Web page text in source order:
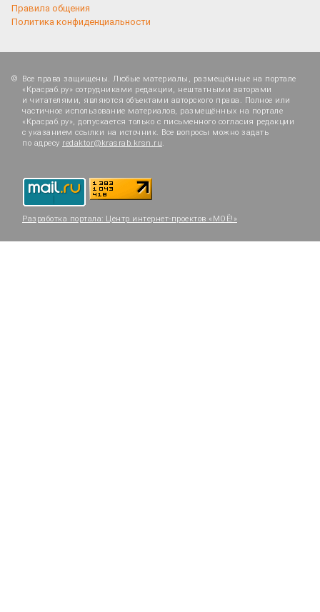
Правила общения
Политика конфиденциальности
Все права защищены. Любые материалы, размещённые на портале
«Красраб.ру» сотрудниками редакции, нештатными авторами
и читателями, являются объектами авторского права. Полное или
частичное использование материалов, размещённых на портале
«Красраб.ру», допускается только с письменного согласия редакции
с указанием ссылки на источник. Все вопросы можно задать
по адресу redaktor@krasrab.krsn.ru.
Разработка портала: Центр интернет-проектов «МОЁ!»